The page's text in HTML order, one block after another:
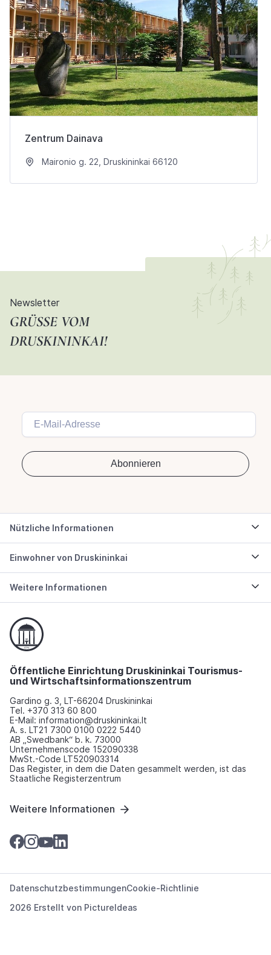
Zentrum Dainava
Maironio g. 22, Druskininkai 66120
Newsletter
GRÜSSE VOM D
RUSKININKAI!
Nützliche Informationen
Einwohner von Druskininkai
Weitere Informationen
Öffentliche Einrichtung Druskininkai Tourismus-
und Wirtschaftsinformationszentrum
Gardino g. 3, LT-66204 Druskininkai
Tel. +370 313 60 800
E-Mail: information@druskininkai.lt
A. s. LT21 7300 0100 0222 5440
AB „Swedbank“ b. k. 73000
Unternehmenscode 152090338
MwSt.-Code LT520903314
Das Register, in dem die Daten gesammelt werden, ist das
Staatliche Registerzentrum
Weitere Informationen
2026 Erstellt von PictureIdeas
DatenschutzbestimmungenCookie-Richtlinie